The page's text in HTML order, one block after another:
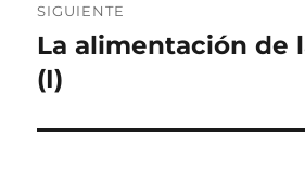
SIGUIENTE
Entrada
siguiente:
La alimentación de
(I)